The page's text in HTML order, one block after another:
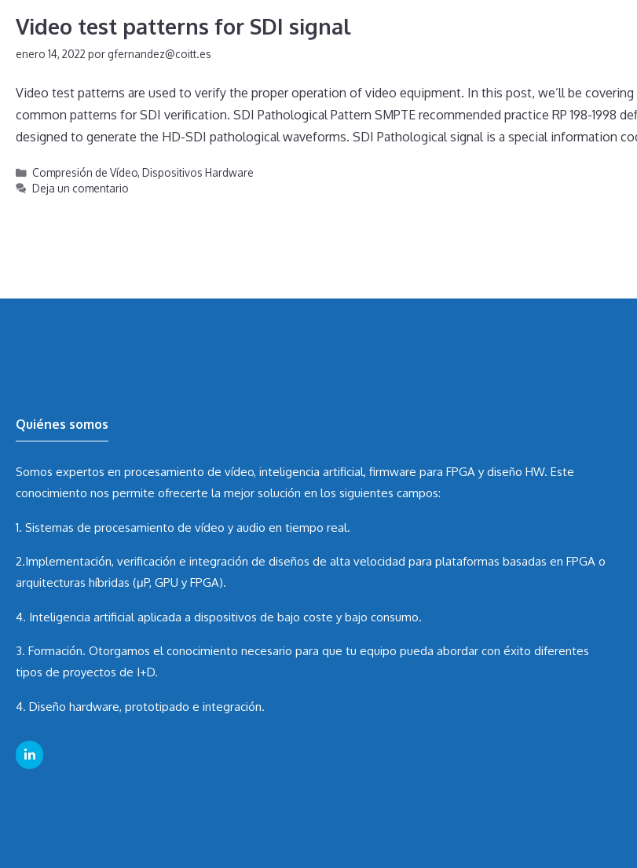
Video test patterns for SDI signal
enero 14, 2022 porgfernandez@coitt.es
Video test patterns are used to verify the proper operation of video equipment. In this post, we’ll be
common patterns for SDI verification. SDI Pathological Pattern SMPTE recommended practice RP 198-1998
designed to generate the HD-SDI pathological waveforms. SDI Pathological signal is a special information
Categorías
Compresión de Vídeo,Dispositivos Hardware
Deja un comentario
Quiénes somos
Somos expertos en procesamiento de vídeo, inteligencia artificial, firmware para FPGA y diseño HW. Este
conocimiento nos permite ofrecerte la mejor solución en los siguientes campos:
1. Sistemas de procesamiento de vídeo y audio en tiempo real.
2.Implementación, verificación e integración de diseños de alta velocidad para plataformas basadas en FPGA o
arquitecturas híbridas (μP, GPU y FPGA).
4. Inteligencia artificial aplicada a dispositivos de bajo coste y bajo consumo.
3. Formación. Otorgamos el conocimiento necesario para que tu equipo pueda abordar con éxito diferentes
tipos de proyectos de I+D.
4. Diseño hardware, prototipado e integración.